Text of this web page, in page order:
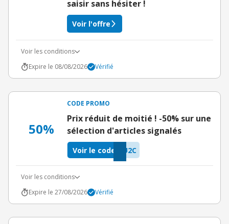
saisir sans hésiter !
Voir l'offre
Voir les conditions
Expire le 08/08/2026
Vérifié
50%
CODE PROMO
Prix réduit de moitié ! -50% sur une
sélection d'articles signalés
U2C
Voir le code
Voir les conditions
Expire le 27/08/2026
Vérifié